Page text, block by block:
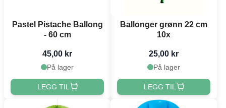
Pastel Pistache Ballong
- 60 cm
45,00 kr
På lager
LEGG TIL
Ballonger grønn 22 cm
10x
25,00 kr
På lager
LEGG TIL